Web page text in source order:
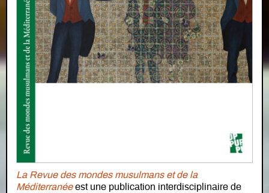
La Revue des mondes musulmans et de la
Méditerranéeest une publication interdisciplinaire de